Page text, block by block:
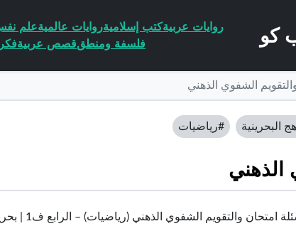
روايات عربيةكتب إسلاميةروايات عالميةعلم
فلسفة ومنطققصص عربية
الشفوي الذهني
البحرينية #رياضيات
الذهني
امتحان والتقويم الشفوي الذهني (رياضيات) – الرابع ف1 | بحرين